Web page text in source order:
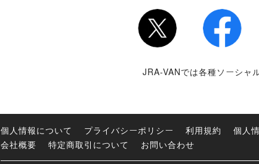
Twitter
JRA-VANでは各種ソーシャ
個人情報について プライバシーポリシー 利用規約
個人
会社概要
特定商取引について お問い合わせ